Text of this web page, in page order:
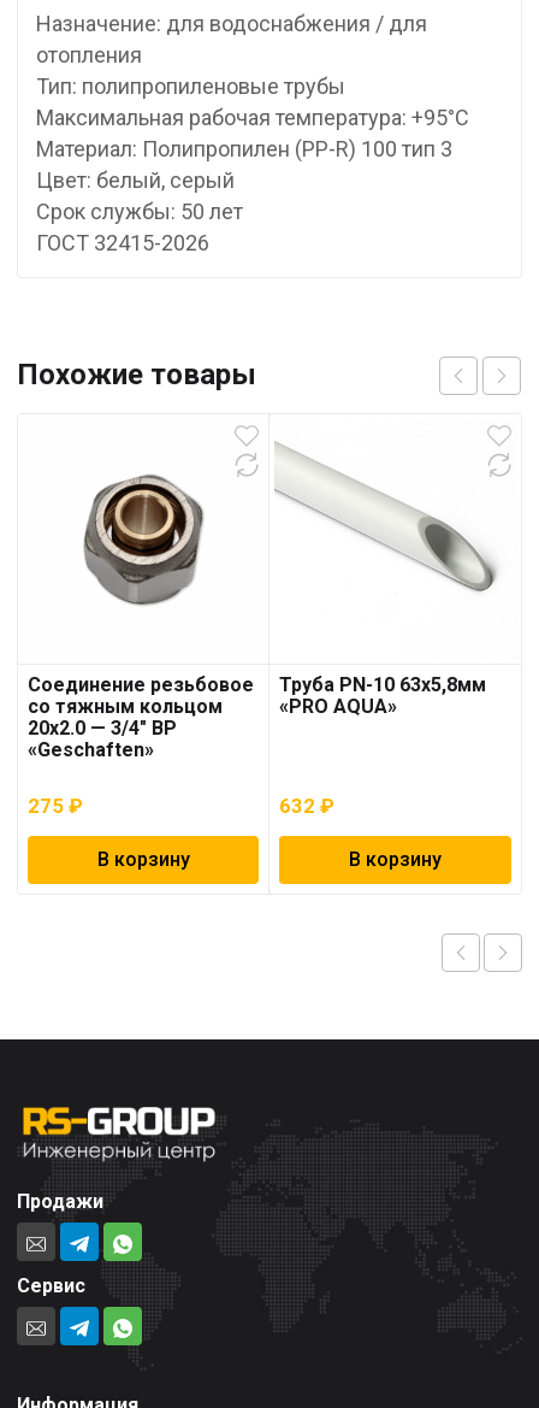
Назначение: для водоснабжения / для
отопления
Тип: полипропиленовые трубы
Максимальная рабочая температура: +95°С
Материал: Полипропилен (PP-R) 100 тип 3
Цвет: белый, серый
Срок службы: 50 лет
ГОСТ 32415-2026
Похожие товары
Соединение резьбовое
со тяжным кольцом
20х2.0 — 3/4″ ВР
«Geschaften»
275 ₽
В корзину
Труба PN-10 63х5,8мм
«PRO AQUA»
632₽
В корзину
Продажи
Сервис